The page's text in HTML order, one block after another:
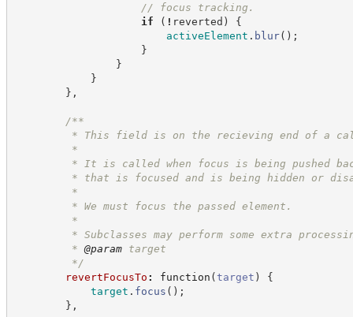
// focus tracking.
if
( ! reverted )
{
activeElement . blur( ) ;
}
}
}
} ,
/**
* This field is on the recieving end of a
*
* It is called when focus is being pushed back
* that is focused and is being hidden or
*
* We must focus the passed element.
*
* Subclasses may perform some extra
* @param target
*/
revertFocusTo : function (target )
{
target . focus ( ) ;
} ,